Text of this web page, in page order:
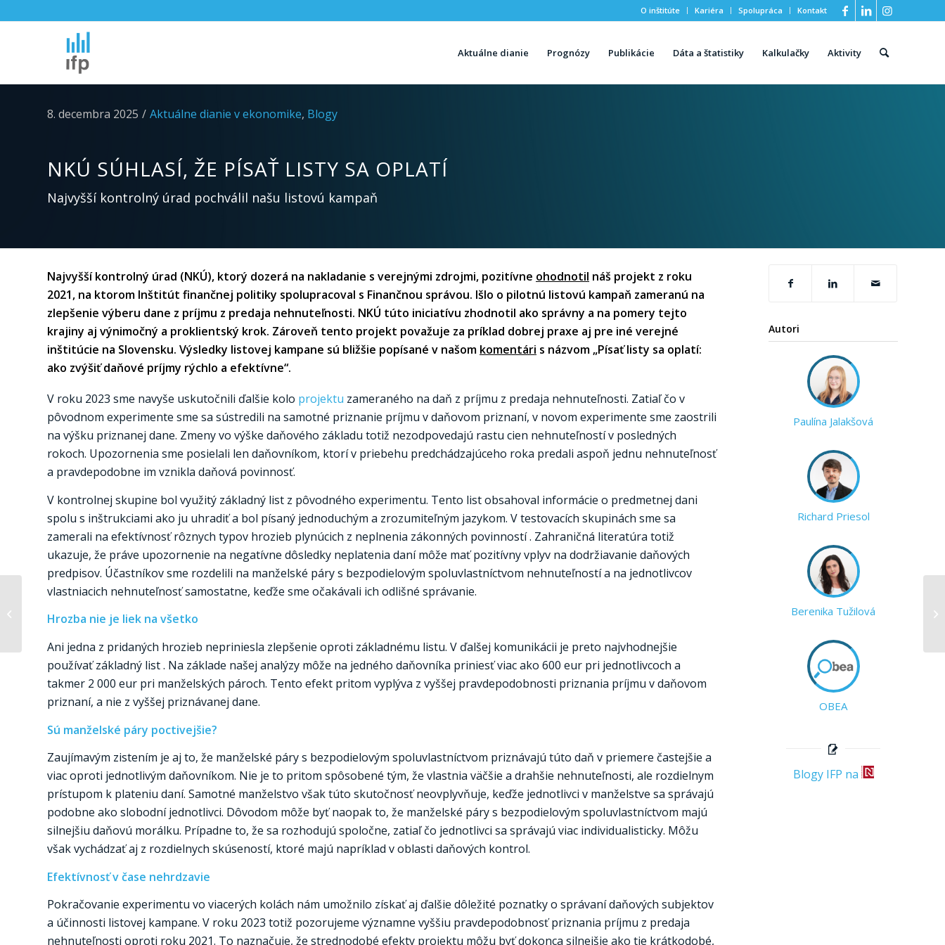
O inštitúte Kariéra Spolupráca Kontakt
Aktuálne dianie Prognózy Publikácie Dáta a štatistiky Kalkulačky Aktivity
8. decembra 2025 / Aktuálne dianie v ekonomike, Blogy
NKÚ SÚHLASÍ, ŽE PÍSAŤ LISTY SA OPLATÍ
Najvyšší kontrolný úrad pochválil našu listovú kampaň
Najvyšší kontrolný úrad (NKÚ), ktorý dozerá na nakladanie s verejnými zdrojmi, pozitívne ohodnotil náš projekt z roku
2021, na ktorom Inštitút finančnej politiky spolupracoval s Finančnou správou. Išlo o pilotnú listovú kampaň zameranú na
zlepšenie výberu dane z príjmu z predaja nehnuteľnosti. NKÚ túto iniciatívu zhodnotil ako správny a na pomery tejto
krajiny aj výnimočný a proklientský krok. Zároveň tento projekt považuje za príklad dobrej praxe aj pre iné verejné
inštitúcie na Slovensku. Výsledky listovej kampane sú bližšie popísané v našom komentári s názvom „Písať listy sa oplatí:
ako zvýšiť daňové príjmy rýchlo a efektívne“.
V roku 2023 sme navyše uskutočnili ďalšie kolo projektu zameraného na daň z príjmu z predaja nehnuteľnosti. Zatiaľ čo v
pôvodnom experimente sme sa sústredili na samotné priznanie príjmu v daňovom priznaní, v novom experimente sme zaostrili
na výšku priznanej dane. Zmeny vo výške daňového základu totiž nezodpovedajú rastu cien nehnuteľností v posledných
rokoch. Upozornenia sme posielali len daňovníkom, ktorí v priebehu predchádzajúceho roka predali aspoň jednu nehnuteľnosť
a pravdepodobne im vznikla daňová povinnosť.
V kontrolnej skupine bol využitý základný list z pôvodného experimentu. Tento list obsahoval informácie o predmetnej dani
spolu s inštrukciami ako ju uhradiť a bol písaný jednoduchým a zrozumiteľným jazykom. V testovacích skupinách sme sa
zamerali na efektívnosť rôznych typov hrozieb plynúcich z neplnenia zákonných povinností . Zahraničná literatúra totiž
ukazuje, že práve upozornenie na negatívne dôsledky neplatenia daní môže mať pozitívny vplyv na dodržiavanie daňových
predpisov. Účastníkov sme rozdelili na manželské páry s bezpodielovým spoluvlastníctvom nehnuteľností a na jednotlivcov
vlastniacich nehnuteľnosť samostatne, keďže sme očakávali ich odlišné správanie.
Hrozba nie je liek na všetko
Ani jedna z pridaných hrozieb nepriniesla zlepšenie oproti základnému listu. V ďalšej komunikácii je preto najvhodnejšie
používať základný list . Na základe našej analýzy môže na jedného daňovníka priniesť viac ako 600 eur pri jednotlivcoch a
takmer 2 000 eur pri manželských pároch. Tento efekt pritom vyplýva z vyššej pravdepodobnosti priznania príjmu v daňovom
priznaní, a nie z vyššej priznávanej dane.
Sú manželské páry poctivejšie?
Zaujímavým zistením je aj to, že manželské páry s bezpodielovým spoluvlastníctvom priznávajú túto daň v priemere častejšie a
viac oproti jednotlivým daňovníkom. Nie je to pritom spôsobené tým, že vlastnia väčšie a drahšie nehnuteľnosti, ale rozdielnym
prístupom k plateniu daní. Samotné manželstvo však túto skutočnosť neovplyvňuje, keďže jednotlivci v manželstve sa správajú
podobne ako slobodní jednotlivci. Dôvodom môže byť naopak to, že manželské páry s bezpodielovým spoluvlastníctvom majú
silnejšiu daňovú morálku. Prípadne to, že sa rozhodujú spoločne, zatiaľ čo jednotlivci sa správajú viac individualisticky. Môžu
však vychádzať aj z rozdielnych skúseností, ktoré majú napríklad v oblasti daňových kontrol.
Efektívnosť v čase nehrdzavie
Pokračovanie experimentu vo viacerých kolách nám umožnilo získať aj ďalšie dôležité poznatky o správaní daňových subjektov
a účinnosti listovej kampane. V roku 2023 totiž pozorujeme významne vyššiu pravdepodobnosť priznania príjmu z predaja
nehnuteľnosti oproti roku 2021. To naznačuje, že strednodobé efekty projektu môžu byť dokonca silnejšie ako tie krátkodobé,
Autori
Paulína Jalakšová
Richard Priesol
Berenika Tužilová
OBEA
Blogy IFP na
Ekonomiku držia
investície vo verejnom